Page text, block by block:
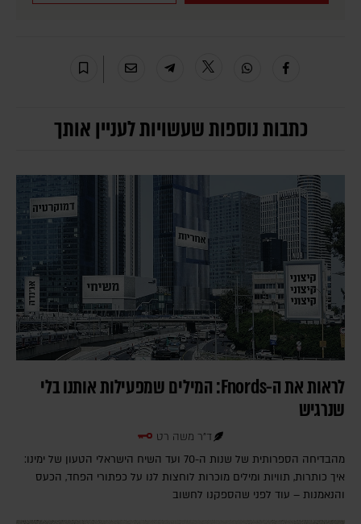
כתבות נוספות שעשויות לעניין אותך
לראות את ה-Fnords: המילים שמפעילות אותנו בלי
שנרגיש
ד"ר משה רט
מהבדיחה הספרותית של שנות ה-70 ועד השיח הישראלי הטעון של ימינו:
איך כותרות, תוויות ומילים מוכרות לוחצות לנו על כפתורי הפחד, הכעס
והנאמנות – עוד לפני שהספקנו לחשוב